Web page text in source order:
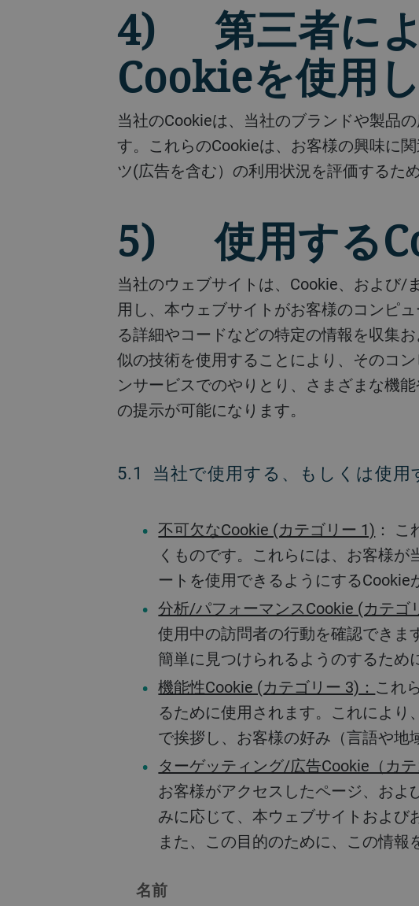
4) 第三者によ
Cookieを使用
当社のCookieは、当社のブランドや製品の広告を配信しているパートナーのウェブサイトにリンクする場合がありま
す。これらのCookieは、お客様の興味に
ツ(広告を含む）の利用状況を評価するた
5) 使用する
当社のウェブサイトは、Cookie、および/またはデバイスID、ピクセルタグ、ウェブビーコンなどの類似の技術を使
用し、本ウェブサイトがお客様のコンピ
る詳細やコードなどの特定の情報を収集
似の技術を使用することにより、そのコ
ンサービスでのやりとり、さまざまな機
の提示が可能になります。
5.1 当社で使用する、もしくは使用
不可欠なCookie (カテゴリー 1) ：
くものです。これらには、お客様
ートを使用できるようにするCookie
分析/パフォーマンスCookie (カテゴ
使用中の訪問者の行動を確認できま
簡単に見つけられるようのするため
機能性Cookie (カテゴリー 3)： これ
るために使用されます。これによ
で挨拶し、お客様の好み（言語や地
ターゲッティング/広告Cookie（カテ
お客様がアクセスしたページ、お
みに応じて、本ウェブサイトおよび
また、この目的のために、この情報
名前